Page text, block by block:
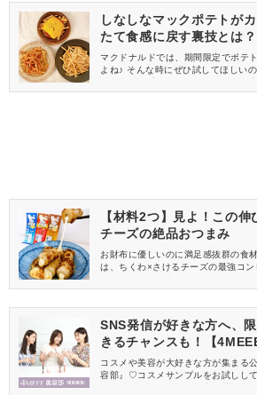
しなしなマックポテトが
たて食感に戻す裏技とは？
マクドナルドでは、期間限定でポテ
よね♪ そんな時にぜひ試してほしい
手軽度別に3つのアレンジレシピを
【材料2つ】見よ！この
チーズの絶品おつまみ
お財布に優しいのに満足感抜群の食
は、ちくわ×さけるチーズの最強コン
SNS発信が好きな方へ、
きるチャンスも！【
中
コスメや美容が大好きな方が集まる
容部』♡コスメサンプルをお試しし